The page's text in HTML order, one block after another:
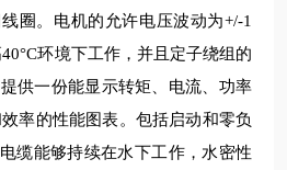
圈。电机的允许电压波动为+/-1
环境下工作，并且定子绕组的
供一份能显示转矩、电流、功率
率的性能图表。包括启动和零负
缆能够持续在水下工作，水密性